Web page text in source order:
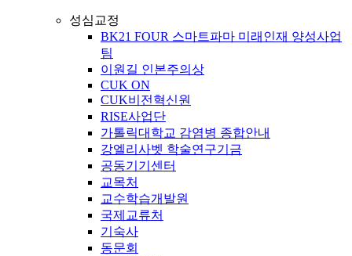
성심교정
BK21 FOUR 스마트파마 미래인재 양성사업
팀
이원길 인본주의상
CUK ON
CUK비전혁신원
RISE사업단
가톨릭대학교 감염병 종합안내
강엘리사벳 학술연구기금
공동기기센터
교목처
교수학습개발원
국제교류처
기숙사
동문회